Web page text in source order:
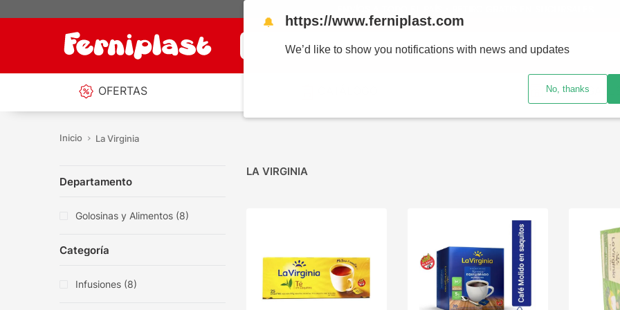
¿Qué estás buscando?
OFERTAS SUCURSALES
La Virginia
Categoría
Infusiones (8)
Departamento
Golosinas y Alimentos (8)
LA VIRGINIA
🔔 https://www.ferniplast.com
We’d like to show you notifications with news and updates
No, thanks